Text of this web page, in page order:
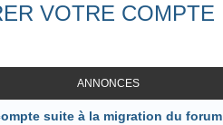
VOTRE COMPTE
ANNONCES
suite à la migration du forum